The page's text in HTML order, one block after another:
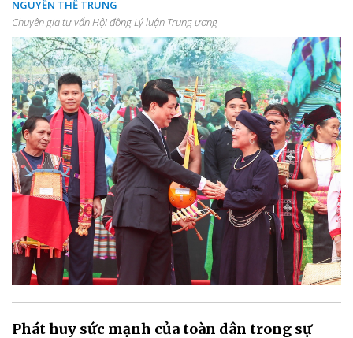
NGUYỄN THẾ TRUNG
Chuyên gia tư vấn Hội đồng Lý luận Trung ương
Phát huy sức mạnh của toàn dân trong sự